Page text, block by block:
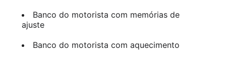
Banco do motorista com memórias de
ajuste
Banco do motorista com aquecimento